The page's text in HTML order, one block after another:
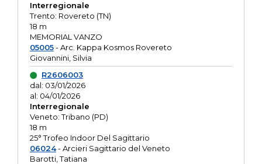
Interregionale
Trento: Rovereto (TN)
18 m
MEMORIAL VANZO
05005- Arc. Kappa Kosmos Rovereto
Giovannini, Silvia
R2606003
dal: 03/01/2026
al: 04/01/2026
Interregionale
Veneto: Tribano (PD)
18 m
25° Trofeo Indoor Del Sagittario
06024- Arcieri Sagittario del Veneto
Barotti, Tatiana